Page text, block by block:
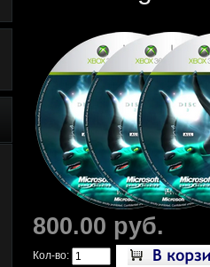
800.00 руб.
Кол-во: